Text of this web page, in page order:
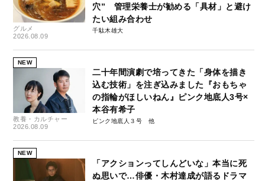
グルメ
2026.08.09
穴” 管理栄養士が勧める「具材」と避け
たい組み合わせ
千駄木雄大
NEW
教養・カルチャー
2026.08.09
二十年間演劇で培ってきた「身体を描き
込む技術」を注ぎ込みました『おもちゃ
の指輪がほしいねん』ピンク地底人3号×
本谷有希子
ピンク地底人３号
NEW
「アクションってしんどいな」本当に死
ぬ思いで…俳優・木村達成が語るドラマ